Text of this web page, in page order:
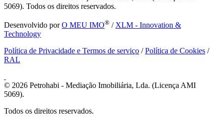
5069). Todos os direitos reservados.
Desenvolvido porO MEU IMO® / XLM - Innovation &
Technology
Política de Privacidade e Termos de serviço /Política de Cookies /
RAL
© 2026 Petrohabi - Mediação Imobiliária, Lda. (Licença AMI
5069).
Todos os direitos reservados.